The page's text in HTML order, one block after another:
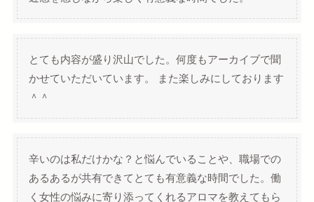
とても内容が盛り沢山でした。何度もアーカイブで聞
かせていただいています。 また楽しみにしております
＾＾
辛いのは私だけかな？と悩んでいることや、職場での
あるあるが共有できてとても有意義な時間でした。働
く女性の悩みに寄り添ってくれるアロマを教えてもら